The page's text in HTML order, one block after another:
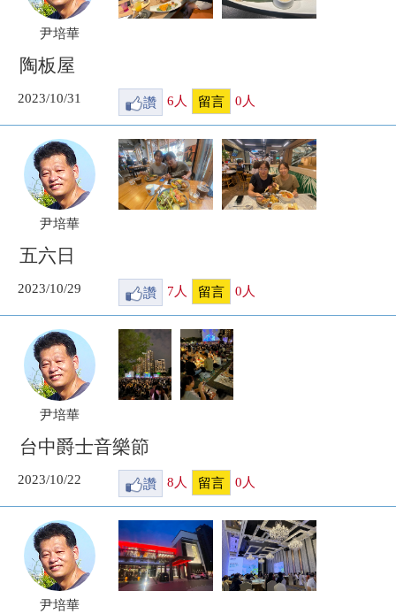
尹培華
陶板屋
2023/10/31 讚 6 人 留言 0 人
尹培華
五六日
2023/10/29 讚 7 人 留言 0 人
尹培華
台中爵士音樂節
2023/10/22 讚 8 人 留言 0 人
尹培華